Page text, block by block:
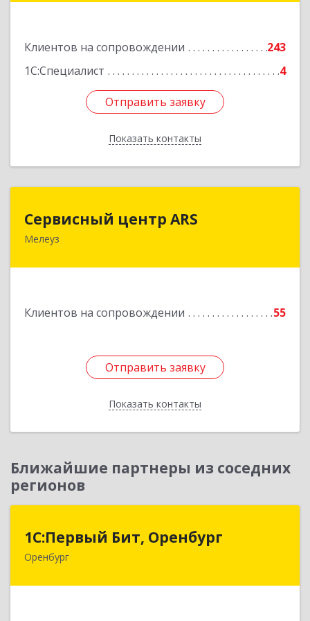
Клиентов на сопровождении
243
1С:Специалист
4
Отправить заявку
Показать контакты
Отправить заявку
Назад
Сервисный центр ARS
Мелеуз
Клиентов на сопровождении 55
Отправить заявку
Показать контакты
Отправить заявку
Назад
Ближайшие партнеры из соседних
регионов
1С:Первый Бит, Оренбург
Оренбург
1С:Первый Бит, Оренбург
460044, Оренбургская обл, Оренбург, Березка